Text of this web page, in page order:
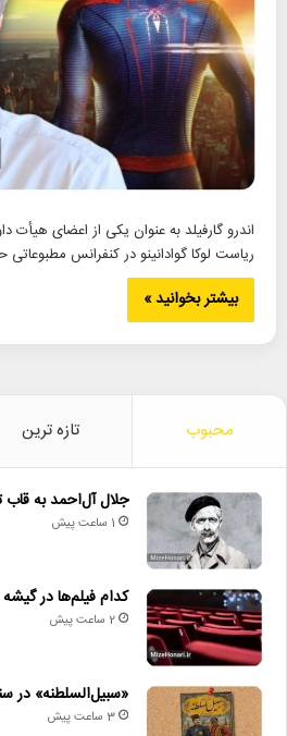
اندرو گارفیلد به عنوان یکی از اعضای هیأت
ریاست لوکا گوادانینو در کنفرانس
بیشتر بخوانید »
محبوب تازه ترین
جلال آل‌احمد به قاب
1 ساعت پیش
کدام فیلم‌ها در
2 ساعت پیش
«سبیل‌السلطنه» در
3 ساعت پیش